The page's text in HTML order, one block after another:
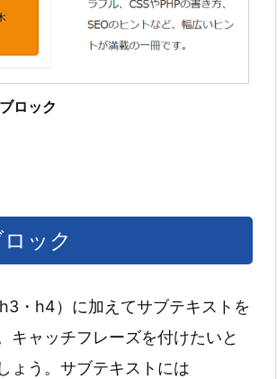
ロック
ック
・h4）に加えてサブテキストを
キャッチフレーズを付けたいと
ょう。サブテキストには